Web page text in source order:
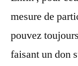
mesure de
pouvez
faisant un don